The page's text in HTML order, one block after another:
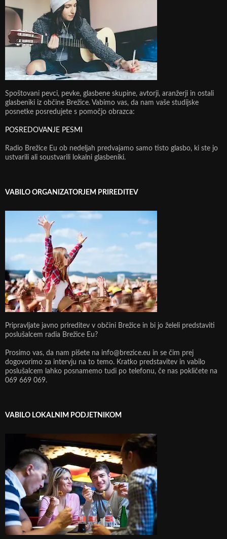
Spoštovani pevci, pevke, glasbene skupine, avtorji, aranžerji in ostali
glasbeniki iz občine Brežice. Vabimo vas, da nam vaše studijske
posnetke posredujete s pomočjo obrazca:
POSREDOVANJE PESMI
Radio Brežice Eu ob nedeljah predvajamo samo tisto glasbo, ki ste jo
ustvarili ali soustvarili lokalni glasbeniki.
VABILO ORGANIZATORJEM PRIREDITEV
Pripravljate javno prireditev v občini Brežice in bi jo želeli predstaviti
poslušalcem radia Brežice Eu?
Prosimo vas, da nam pišete na info@brezice.eu in se čim prej
dogovorimo za intervju na to temo. Kratko predstavitev in vabilo
poslušalcem lahko posnamemo tudi po telefonu, če nas pokličete na
069 669 069.
VABILO LOKALNIM PODJETNIKOM